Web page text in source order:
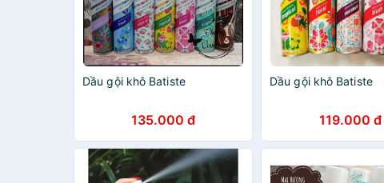
Dầu gội khô Batiste
135.000 đ
Dầu gội khô Batiste
119.000 đ